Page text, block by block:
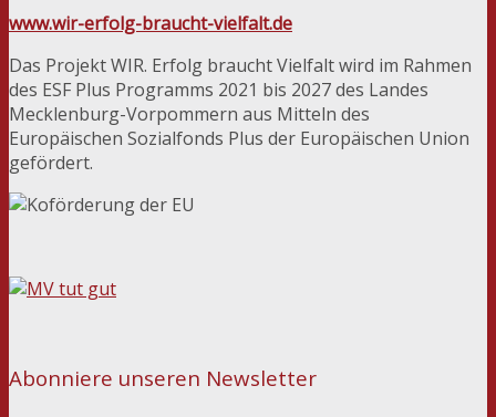
www.wir-erfolg-braucht-vielfalt.de
Das Projekt WIR. Erfolg braucht Vielfalt wird im Rahmen
des ESF Plus Programms 2021 bis 2027 des Landes
Mecklenburg-Vorpommern aus Mitteln des
Europäischen Sozialfonds Plus der Europäischen Union
gefördert.
Abonniere unseren Newsletter